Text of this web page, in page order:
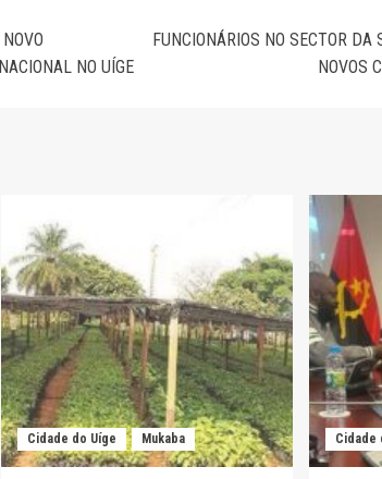
NO UÍGE
FUNCIONÁRIOS NO SECTOR DA
NOVOS
Cidade do Uíge Mukaba Cidade